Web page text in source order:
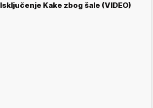
Isključenje Kake zbog šale (VIDEO)